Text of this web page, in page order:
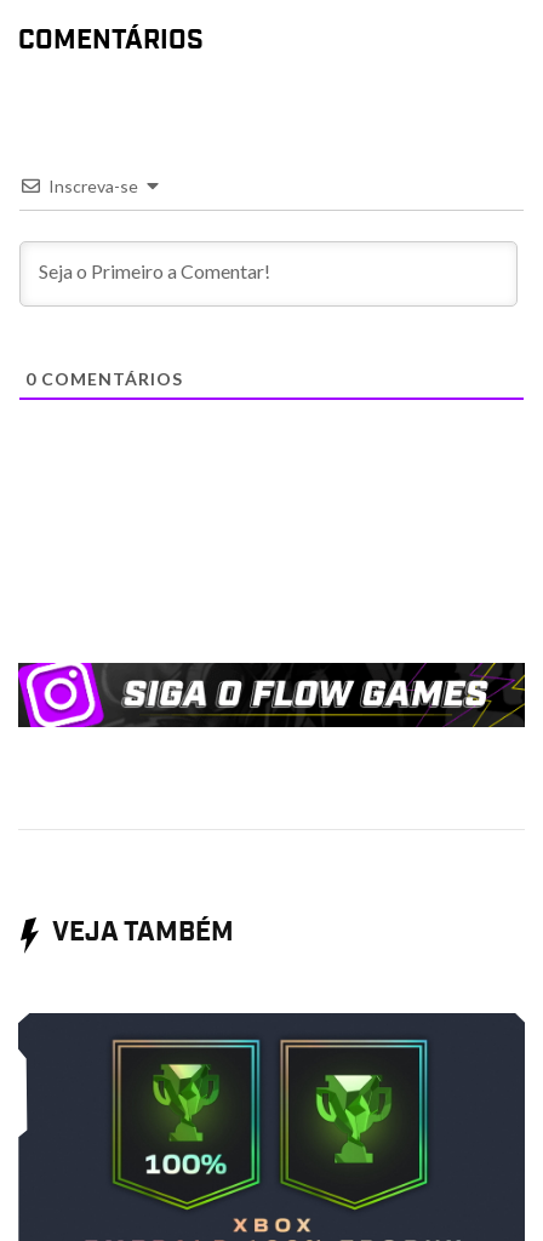
COMENTÁRIOS
Inscreva-se
0 COMENTÁRIOS
VEJA TAMBÉM